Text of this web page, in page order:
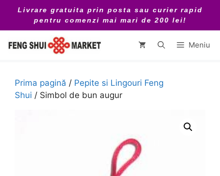
conținut
Livrare gratuita prin posta sau curier rapid
pentru comenzi mai mari de 200 lei!
Meniu
Prima pagină / Pepite si Lingouri Feng
Shui / Simbol de bun augur